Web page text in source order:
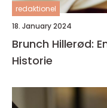
redaktionel
18. January 2024
Brunch Hillerød:
Historie